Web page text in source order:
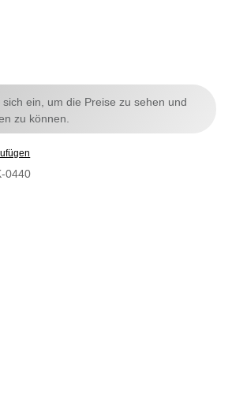
sich ein, um die Preise zu sehen und
zu können.
0440